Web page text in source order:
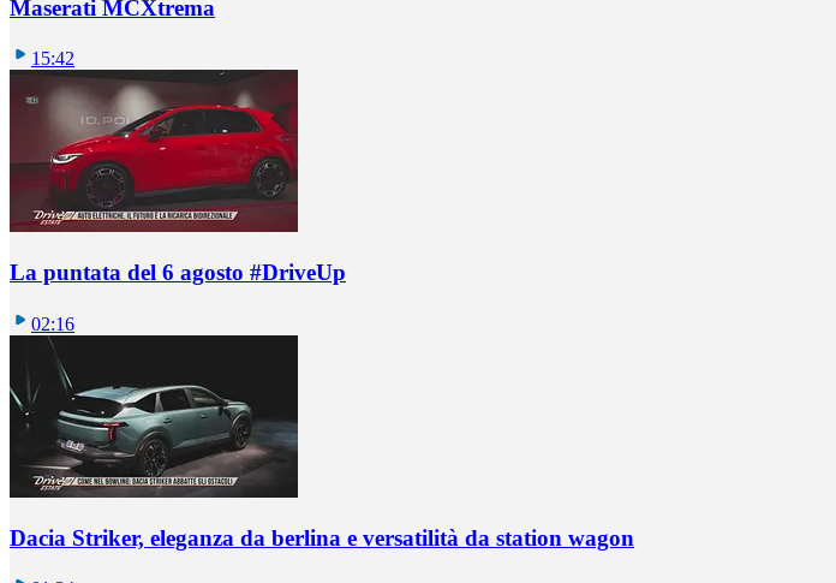
Maserati MCXtrema
15:42
La puntata del 6 agosto #DriveUp
02:16
Dacia Striker, eleganza da berlina e versatilità da station wagon